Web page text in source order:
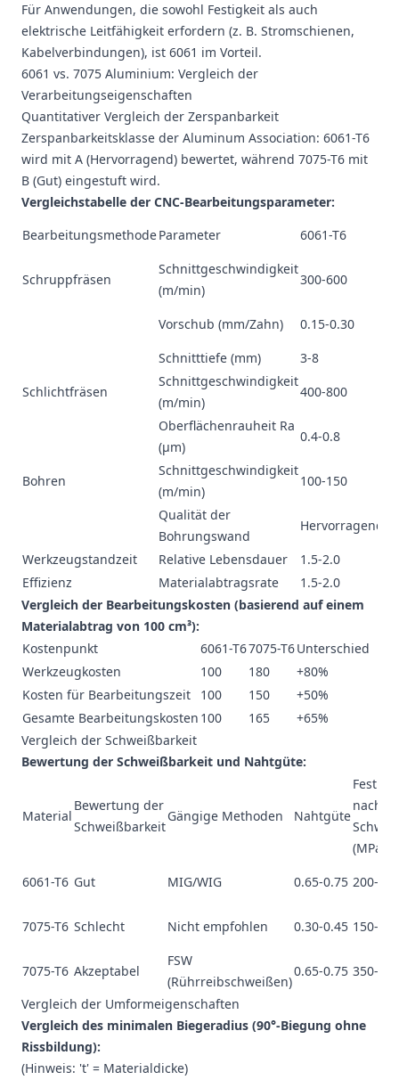
Für Anwendungen, die sowohl Festigkeit als auch
elektrische Leitfähigkeit erfordern (z. B. Stromschienen,
Kabelverbindungen), ist 6061 im Vorteil.
6061 vs. 7075 Aluminium: Vergleich der
Verarbeitungseigenschaften
Quantitativer Vergleich der Zerspanbarkeit
Zerspanbarkeitsklasse der Aluminum Association: 6061-T6
wird mit A (Hervorragend) bewertet, während 7075-T6 mit
B (Gut) eingestuft wird.
Vergleichstabelle der CNC-Bearbeitungsparameter:
BearbeitungsmethodeParameter 6061-T6
Schruppfräsen
Schnittgeschwindigkeit
(m/min)
300-600
Vorschub (mm/Zahn)
0.15-0.30
Schnitttiefe (mm)
3-8
Schlichtfräsen
Schnittgeschwindigkeit
(m/min)
400-800
Oberflächenrauheit Ra
(μm)
0.4-0.8
Bohren
Schnittgeschwindigkeit
(m/min)
100-150
Qualität der
Bohrungswand
Hervorragend
Werkzeugstandzeit
Relative Lebensdauer 1.5-2.0
Effizienz
Materialabtragsrate 1.5-2.0
Vergleich der Bearbeitungskosten (basierend auf einem
Materialabtrag von 100 cm³):
Kostenpunkt
6061-T67075-T6Unterschied
Werkzeugkosten
100 180
+80%
Kosten für Bearbeitungszeit
100 150
+50%
Gesamte Bearbeitungskosten 100 165
+65%
Vergleich der Schweißbarkeit
Bewertung der Schweißbarkeit und Nahtgüte:
Material
Bewertung der
Schweißbarkeit
Gängige Methoden Nahtgüte
nach
(MPa)
6061-T6 Gut MIG/WIG 0.65-0.75 200-230
7075-T6 Schlecht Nicht empfohlen 0.30-0.45 150-200
7075-T6 Akzeptabel
FSW
(Rührreibschweißen)
0.65-0.75 350-420
Vergleich der Umformeigenschaften
Vergleich des minimalen Biegeradius (90°-Biegung ohne
Rissbildung):
(Hinweis: 't' = Materialdicke)